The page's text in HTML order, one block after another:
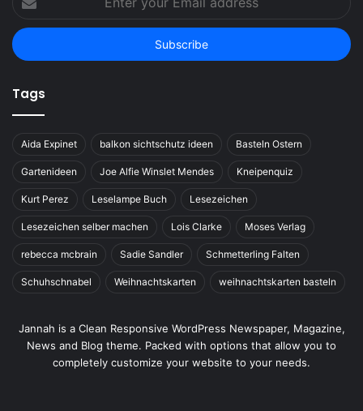
your
Email
address
Tags
Aida Expinet balkon sichtschutz ideen Basteln Ostern
Gartenideen Joe Alfie Winslet Mendes Kneipenquiz
Kurt Perez Leselampe Buch Lesezeichen
Lesezeichen selber machen Lois Clarke Moses Verlag
rebecca mcbrain Sadie Sandler Schmetterling Falten
Schuhschnabel Weihnachtskarten weihnachtskarten basteln
Jannah is a Clean Responsive WordPress Newspaper, Magazine,
News and Blog theme. Packed with options that allow you to
completely customize your website to your needs.